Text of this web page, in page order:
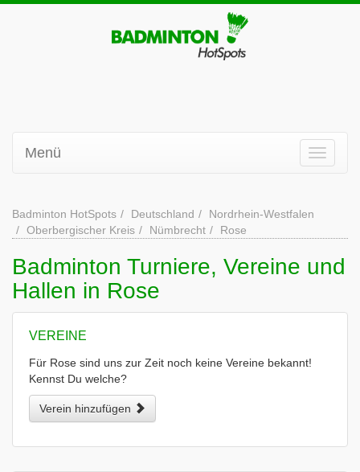
Menü
Badminton HotSpots Deutschland
Nordrhein-Westfalen
Oberbergischer Kreis
Nümbrecht Rose
Badminton Turniere, Vereine und
Hallen in Rose
VEREINE
Für Rose sind uns zur Zeit noch keine Vereine bekannt!
Kennst Du welche?
Verein hinzufügen